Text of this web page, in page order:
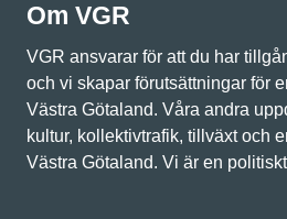
Om VGR
VGR ansvarar för att du har
och vi skapar förutsättningar för
Västra Götaland. Våra andra
kultur, kollektivtrafik, tillväxt och
Västra Götaland. Vi är en